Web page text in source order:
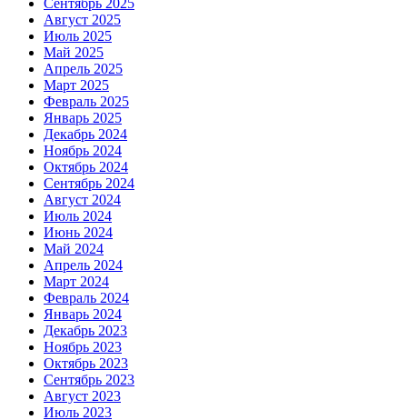
Август 2025
Июль 2025
Май 2025
Апрель 2025
Март 2025
Февраль 2025
Январь 2025
Декабрь 2024
Ноябрь 2024
Октябрь 2024
Сентябрь 2024
Август 2024
Июль 2024
Июнь 2024
Май 2024
Апрель 2024
Март 2024
Февраль 2024
Январь 2024
Декабрь 2023
Ноябрь 2023
Октябрь 2023
Сентябрь 2023
Август 2023
Июль 2023